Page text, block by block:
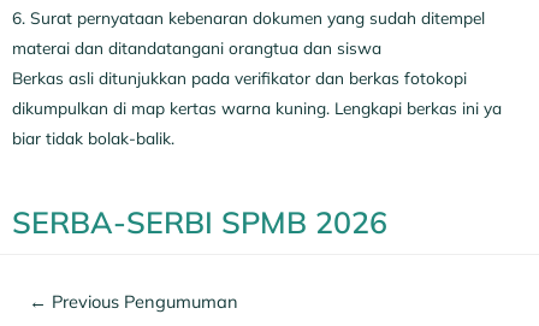
6. Surat pernyataan kebenaran dokumen yang sudah ditempel
materai dan ditandatangani orangtua dan siswa
Berkas asli ditunjukkan pada verifikator dan berkas fotokopi
dikumpulkan di map kertas warna kuning. Lengkapi berkas ini ya
biar tidak bolak-balik.
SERBA-SERBI SPMB 2026
← Previous Pengumuman